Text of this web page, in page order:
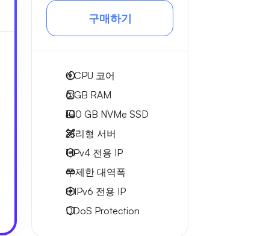
구매하기
4CPU 코어
6 GB RAM
100 GB NVMe SSD
관리형 서버
1 IPv4 전용 IP
무제한 대역폭
8 IPv6 전용 IP
DDoS Protection